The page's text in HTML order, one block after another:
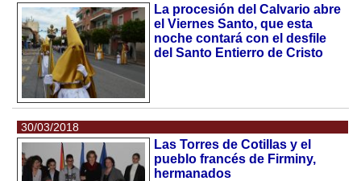
La procesión del Calvario abre
el Viernes Santo, que esta
noche contará con el desfile
del Santo Entierro de Cristo
30/03/2018
Las Torres de Cotillas y el
pueblo francés de Firminy,
hermanados